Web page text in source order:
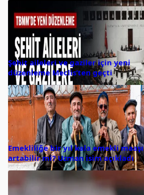
Şehit aileleri ve gaziler için yeni
düzenleme Meclis’ten geçti
Emekliliğe bir yıl kala emekli maaşı
artabilir mi? Uzman isim açıkladı